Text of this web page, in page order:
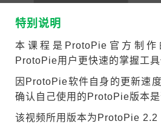
特别说明
本课程是ProtoPie官方制
ProtoPie用户更快速的掌握工具
因ProtoPie软件自身的更新速
确认自己使用的ProtoPie版本是
该视频所用版本为ProtoPie 2.2